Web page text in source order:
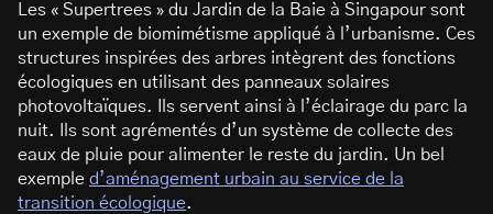
Les « Supertrees » du Jardin de la Baie à Singapour sont
un exemple de biomimétisme appliqué à l’urbanisme. Ces
structures inspirées des arbres intègrent des fonctions
écologiques en utilisant des panneaux solaires
photovoltaïques. Ils servent ainsi à l’éclairage du parc la
nuit. Ils sont agrémentés d’un système de collecte des
eaux de pluie pour alimenter le reste du jardin. Un bel
exemple d’aménagement urbain au service de la
transition écologique.